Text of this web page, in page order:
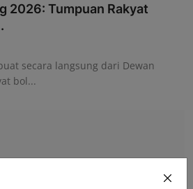
2026: Tumpuan Rakyat
secara langsung dari Dewan
bol...